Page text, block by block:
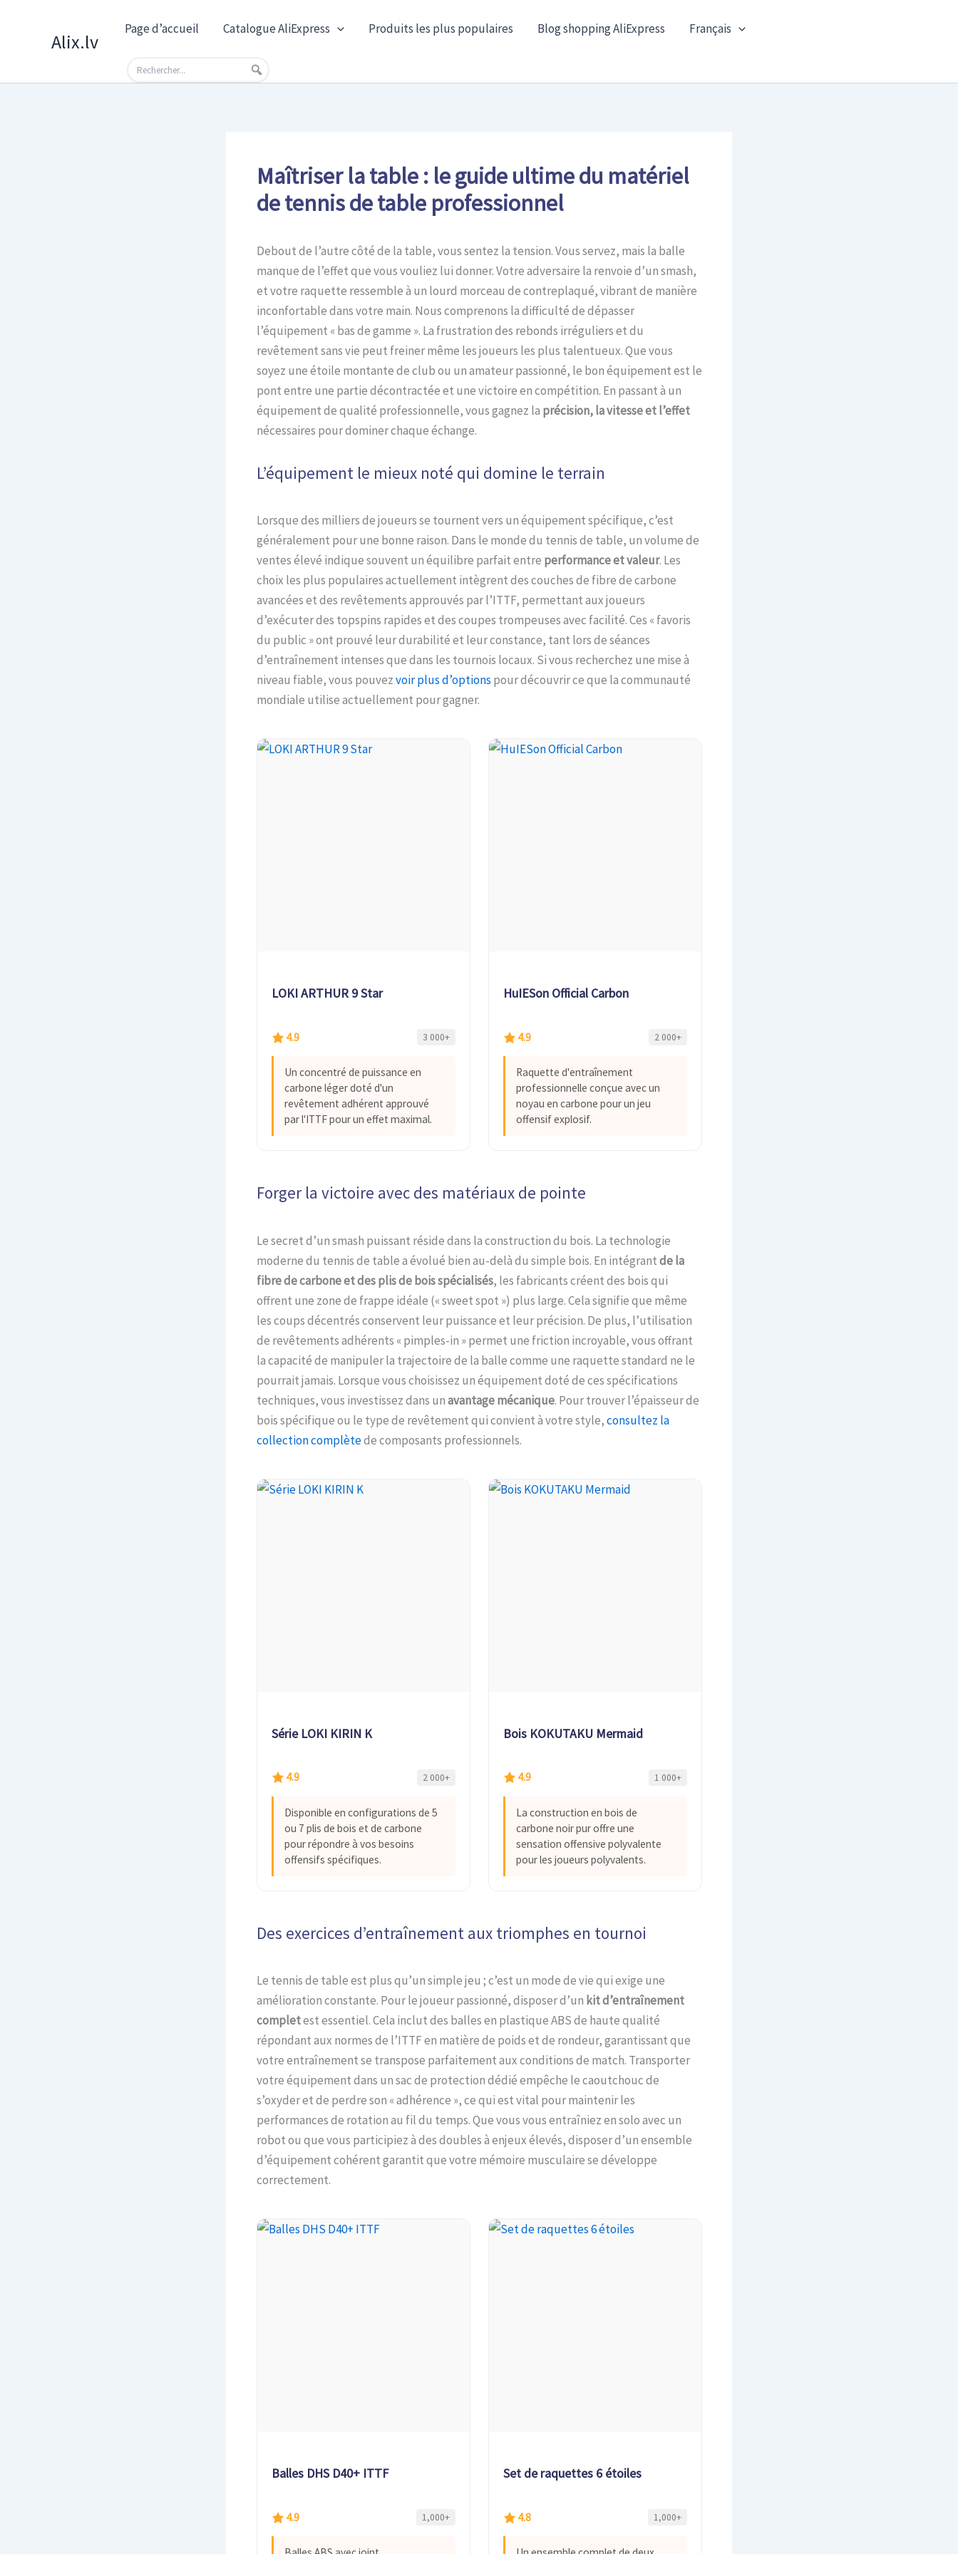
Alix.lv
Page d’accueil Catalogue AliExpress Produits les plus populaires Blog shopping AliExpress Français
Maîtriser la table : le guide ultime du matériel
de tennis de table professionnel
Debout de l’autre côté de la table, vous sentez la tension. Vous servez, mais la balle
manque de l’effet que vous vouliez lui donner. Votre adversaire la renvoie d’un smash,
et votre raquette ressemble à un lourd morceau de contreplaqué, vibrant de manière
inconfortable dans votre main. Nous comprenons la difficulté de dépasser
l’équipement « bas de gamme ». La frustration des rebonds irréguliers et du
revêtement sans vie peut freiner même les joueurs les plus talentueux. Que vous
soyez une étoile montante de club ou un amateur passionné, le bon équipement est le
pont entre une partie décontractée et une victoire en compétition. En passant à un
équipement de qualité professionnelle, vous gagnez la précision, la vitesse et l’effet
nécessaires pour dominer chaque échange.
L’équipement le mieux noté qui domine le terrain
Lorsque des milliers de joueurs se tournent vers un équipement spécifique, c’est
généralement pour une bonne raison. Dans le monde du tennis de table, un volume de
ventes élevé indique souvent un équilibre parfait entre performance et valeur. Les
choix les plus populaires actuellement intègrent des couches de fibre de carbone
avancées et des revêtements approuvés par l’ITTF, permettant aux joueurs
d’exécuter des topspins rapides et des coupes trompeuses avec facilité. Ces « favoris
du public » ont prouvé leur durabilité et leur constance, tant lors de séances
d’entraînement intenses que dans les tournois locaux. Si vous recherchez une mise à
niveau fiable, vous pouvezvoir plus d’options pour découvrir ce que la communauté
mondiale utilise actuellement pour gagner.
LOKI ARTHUR 9 Star
4.9 3 000+
Un concentré de puissance en
carbone léger doté d'un
revêtement adhérent approuvé
par l'ITTF pour un effet maximal.
HuIESon Official Carbon
4.9 2 000+
Raquette d'entraînement
professionnelle conçue avec un
noyau en carbone pour un jeu
offensif explosif.
Forger la victoire avec des matériaux de pointe
Le secret d’un smash puissant réside dans la construction du bois. La technologie
moderne du tennis de table a évolué bien au-delà du simple bois. En intégrantde la
fibre de carbone et des plis de bois spécialisés, les fabricants créent des bois qui
offrent une zone de frappe idéale (« sweet spot ») plus large. Cela signifie que même
les coups décentrés conservent leur puissance et leur précision. De plus, l’utilisation
de revêtements adhérents « pimples-in » permet une friction incroyable, vous offrant
la capacité de manipuler la trajectoire de la balle comme une raquette standard ne le
pourrait jamais. Lorsque vous choisissez un équipement doté de ces spécifications
techniques, vous investissez dans unavantage mécanique. Pour trouver l’épaisseur de
bois spécifique ou le type de revêtement qui convient à votre style,consultez la
collection complètede composants professionnels.
Série LOKI KIRIN K
4.9 2 000+
Disponible en configurations de 5
ou 7 plis de bois et de carbone
pour répondre à vos besoins
offensifs spécifiques.
Bois KOKUTAKU Mermaid
4.9 1 000+
La construction en bois de
carbone noir pur offre une
sensation offensive polyvalente
pour les joueurs polyvalents.
Des exercices d’entraînement aux triomphes en tournoi
Le tennis de table est plus qu’un simple jeu ; c’est un mode de vie qui exige une
amélioration constante. Pour le joueur passionné, disposer d’un kit d’entraînement
completest essentiel. Cela inclut des balles en plastique ABS de haute qualité
répondant aux normes de l’ITTF en matière de poids et de rondeur, garantissant que
votre entraînement se transpose parfaitement aux conditions de match. Transporter
votre équipement dans un sac de protection dédié empêche le caoutchouc de
s’oxyder et de perdre son « adhérence », ce qui est vital pour maintenir les
performances de rotation au fil du temps. Que vous vous entraîniez en solo avec un
robot ou que vous participiez à des doubles à enjeux élevés, disposer d’un ensemble
d’équipement cohérent garantit que votre mémoire musculaire se développe
correctement.
Balles DHS D40+ ITTF
4.9 1,000+
Set de raquettes 6 étoiles
4.8 1,000+